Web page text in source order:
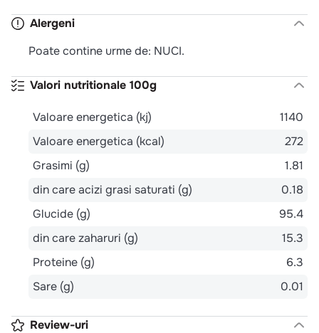
Alergeni
Poate contine urme de: NUCI.
Valori nutritionale 100g
Valoare energetica (kj)
1140
Valoare energetica (kcal)
272
Grasimi (g)
1.81
din care acizi grasi saturati (g)
0.18
Glucide (g)
95.4
din care zaharuri (g)
15.3
Proteine (g)
6.3
Sare (g)
0.01
Review-uri